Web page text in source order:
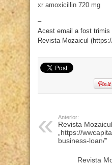
xr amoxicillin 720 mg
–
Acest email a fost trimis
Revista Mozaicul
Anterior:
Revista Mozaicul
„https://
business-loan/”
Revista